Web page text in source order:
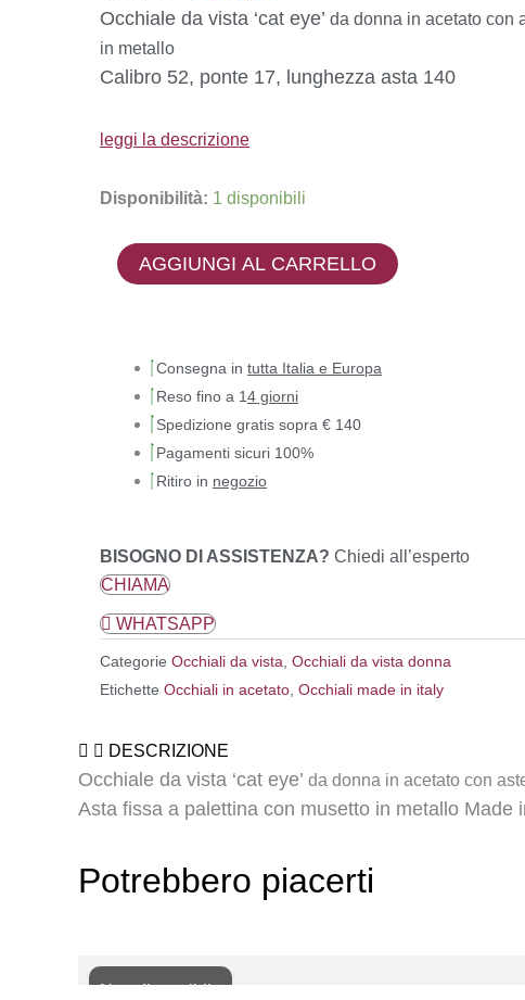
Occhiale da vista ‘cat eye’ da donna in acetato con
in metallo
Calibro 52, ponte 17, lunghezza asta 140
leggi la descrizione
Disponibilità: 1 disponibili
AGGIUNGI AL CARRELLO
Consegna in tutta Italia e Europa
Reso fino a 14 giorni
Spedizione gratis sopra € 140
Pagamenti sicuri 100%
Ritiro in negozio
BISOGNO DI ASSISTENZA? Chiedi all’esperto
CHIAMA
WHATSAPP
Categorie Occhiali da vista Occhiali da vista donna
Etichette Occhiali in acetato Occhiali made in italy
DESCRIZIONE
Occhiale da vista ‘cat eye’ da donna in acetato con
Asta fissa a palettina con musetto in metallo Made
Potrebbero piacerti
Non disponibile